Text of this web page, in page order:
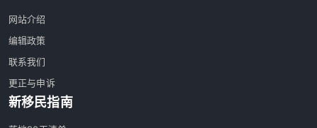
网站介绍
编辑政策
联系我们
更正与申诉
新移民指南